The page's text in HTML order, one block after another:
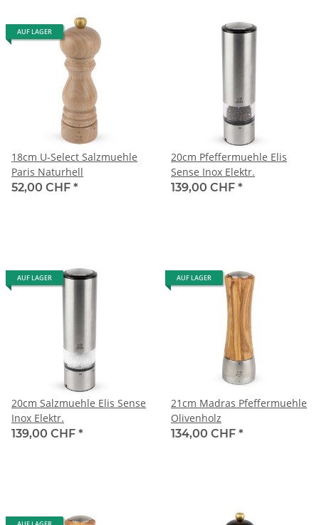
AUF LAGER
18cm U-Select Salzmuehle
Paris Naturhell
52,00 CHF *
20cm Pfeffermuehle Elis
Sense Inox Elektr.
139,00 CHF *
AUF LAGER
20cm Salzmuehle Elis Sense
Inox Elektr.
139,00 CHF *
AUF LAGER
21cm Madras Pfeffermuehle
Olivenholz
134,00 CHF *